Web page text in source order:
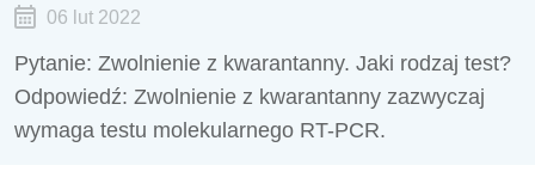
06 lut 2022
Pytanie: Zwolnienie z kwarantanny. Jaki rodzaj test?
Odpowiedź: Zwolnienie z kwarantanny zazwyczaj
wymaga testu molekularnego RT-PCR.